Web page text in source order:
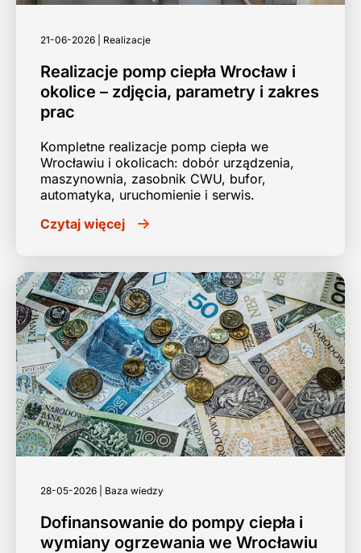
21-06-2026 | Realizacje
Realizacje pomp ciepła Wrocław i
okolice – zdjęcia, parametry i zakres
prac
Kompletne realizacje pomp ciepła we
Wrocławiu i okolicach: dobór urządzenia,
maszynownia, zasobnik CWU, bufor,
automatyka, uruchomienie i serwis.
Czytaj więcej
28-05-2026 | Baza wiedzy
Dofinansowanie do pompy ciepła i
wymiany ogrzewania we Wrocławiu